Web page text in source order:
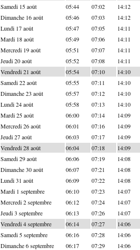
Samedi 15 août 05:44 07:02 14:12
Dimanche 16 août 05:46 07:03 14:12
Lundi 17 août 05:47 07:05 14:11
Mardi 18 août 05:49 07:06 14:11
Mercredi 19 août 05:51 07:07 14:11
Jeudi 20 août 05:52 07:08 14:11
Vendredi 21 août 05:54 07:10 14:10
Samedi 22 août 05:55 07:11 14:10
Dimanche 23 août 05:57 07:12 14:10
Lundi 24 août 05:58 07:13 14:10
Mardi 25 août 06:00 07:14 14:09
Mercredi 26 août 06:01 07:16 14:09
Jeudi 27 août 06:03 07:17 14:09
Vendredi 28 août 06:04 07:18 14:09
Samedi 29 août 06:06 07:19 14:08
Dimanche 30 août 06:07 07:21 14:08
Lundi 31 août 06:09 07:22 14:08
Mardi 1 septembre 06:10 07:23 14:07
Mercredi 2 septembre 06:12 07:24 14:07
Jeudi 3 septembre 06:13 07:26 14:07
Vendredi 4 septembre 06:14 07:27 14:06
Samedi 5 septembre 06:16 07:28 14:06
Dimanche 6 septembre 06:17 07:29 14:06